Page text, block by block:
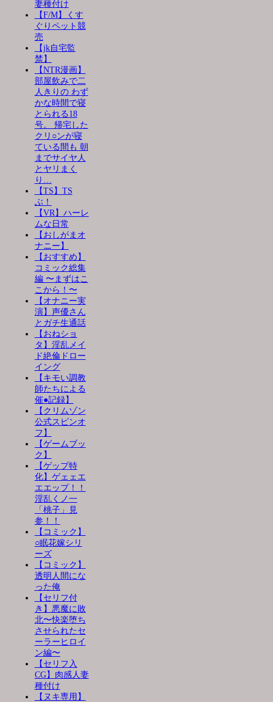
妻種付け
【F/M】くす
ぐりペット競
売
【jk自宅監
禁】
【NTR漫画】
部屋飲みで二
人きりの わず
かな時間で寝
とられる18
号。 帰宅した
クリ○ンが寝
ている間も 朝
までサイヤ人
とヤリまく
り…
【TS】TS
ぶ！
【VR】ハーレ
ムな日常
【おしがまオ
ナニー】
【おすすめ】
コミック総集
編 〜まずはこ
こから！〜
【オナニー実
演】声優さん
とガチ生通話
【おねショ
タ】淫乱メイ
ド絶倫ドロー
イング
【キモい調教
師たちによる
催●記録】
【クリムゾン
公式スピンオ
フ】
【ゲームブッ
ク】
【ゲップ特
化】ゲェェエ
エエップ！！
淫乱くノ一
「桃子」見
参！！
【コミック】
○眠花嫁シリ
ーズ
【コミック】
透明人間にな
った俺
【セリフ付
き】悪魔に敗
北〜快楽堕ち
させられたセ
ーラーヒロイ
ン編〜
【セリフ入
CG】肉感人妻
種付け
【ヌキ専用】